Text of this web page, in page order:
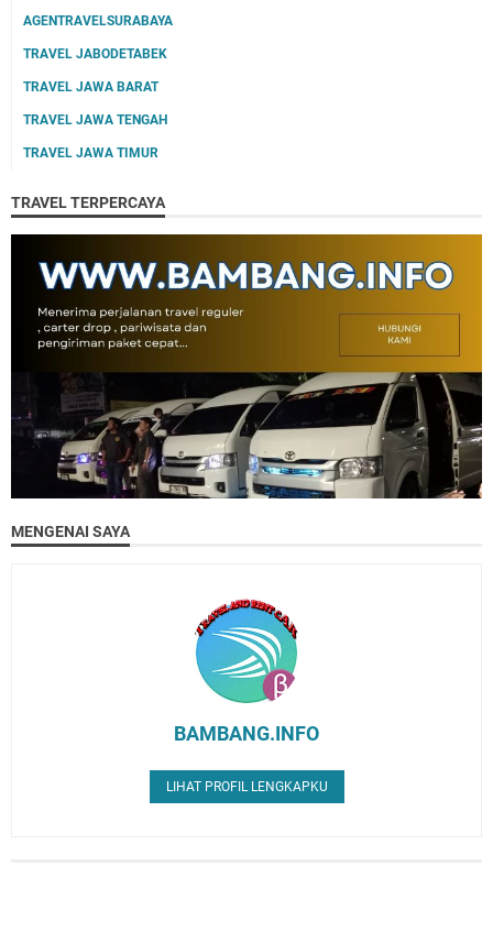
AGENTRAVELSURABAYA
TRAVEL JABODETABEK
TRAVEL JAWA BARAT
TRAVEL JAWA TENGAH
TRAVEL JAWA TIMUR
TRAVEL TERPERCAYA
MENGENAI SAYA
BAMBANG.INFO
LIHAT PROFIL LENGKAPKU